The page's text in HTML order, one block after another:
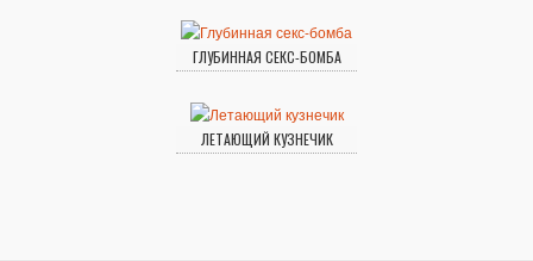
ГЛУБИННАЯ СЕКС-БОМБА
ЛЕТАЮЩИЙ КУЗНЕЧИК